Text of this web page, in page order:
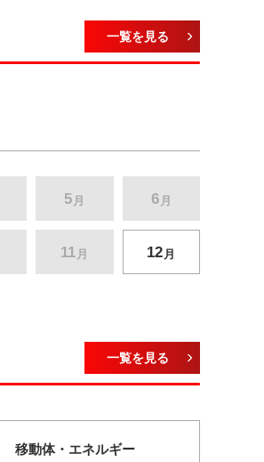
一覧を見る
5 月 6 月
11 月 12 月
一覧を見る
移動体・ エネルギー